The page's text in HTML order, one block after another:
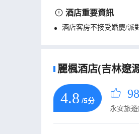
酒店重要資訊
酒店客房不接受婚慶/派
麗楓酒店(吉林遼
4.8 /5分
永安旅